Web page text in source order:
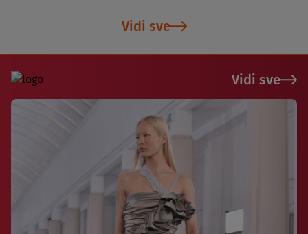
Vidi sve
Vidi sve